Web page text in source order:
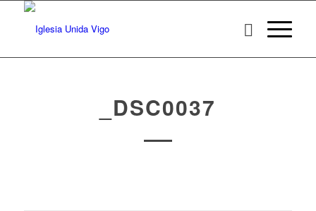
_DSC0037